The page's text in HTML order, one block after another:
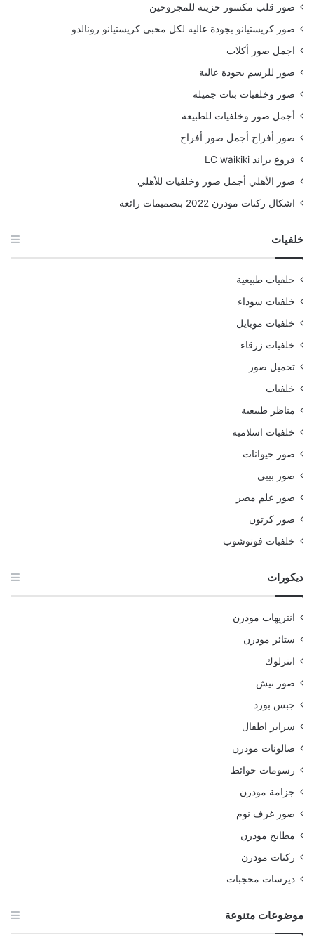
صور قلب مكسور حزينة للمجروحين
صور كريستيانو بجودة عاليه لكل محبي كريستيانو رونالدو
اجمل صور أكلات
صور للرسم بجودة عالية
صور وخلفيات بنات جميلة
أجمل صور وخلفيات للطبيعة
صور أفراح أجمل صور أفراح
فروع براند LC waikiki
صور الأهلي أجمل صور وخلفيات للأهلي
اشكال ركنات مودرن 2022 بتصميمات رائعة
خلفيات
خلفيات طبيعية
خلفيات سوداء
خلفيات موبايل
خلفيات زرقاء
تحميل صور
خلفيات
مناظر طبيعية
خلفيات اسلامية
صور حيوانات
صور بيبي
صور علم مصر
صور كرتون
خلفيات فوتوشوب
ديكورات
انتريهات مودرن
ستائر مودرن
انترلوك
صور نيش
جبس بورد
سراير اطفال
صالونات مودرن
رسومات حوائط
جزامة مودرن
صور غرف نوم
مطابخ مودرن
ركنات مودرن
ديرسات محجبات
موضوعات متنوعة